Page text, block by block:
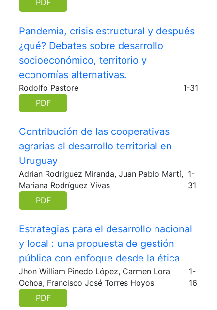
PDF
Pandemia, crisis estructural y después
¿qué? Debates sobre desarrollo
socioeconómico, territorio y
economías alternativas.
Rodolfo Pastore
1-31
PDF
Contribución de las cooperativas
agrarias al desarrollo territorial en
Uruguay
Adrian Rodriguez Miranda, Juan Pablo Martí,
Mariana Rodríguez Vivas
1-
31
PDF
Estrategias para el desarrollo nacional
y local : una propuesta de gestión
pública con enfoque desde la ética
Jhon William Pinedo López, Carmen Lora
Ochoa, Francisco José Torres Hoyos
1-
16
PDF